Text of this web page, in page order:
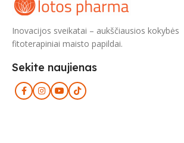
Inovacijos sveikatai – aukščiausios kokybės
fitoterapiniai maisto papildai.
Sekite naujienas